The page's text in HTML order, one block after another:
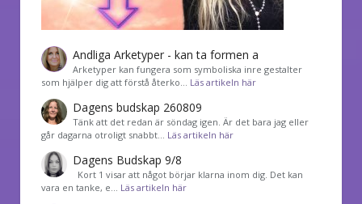
Andliga Arketyper - kan ta formen a
Arketyper kan fungera som symboliska inre gestalter
som hjälper dig att förstå återko… Läs artikeln här
Dagens budskap 260809
Tänk att det redan är söndag igen. Är det bara jag eller
går dagarna otroligt snabbt… Läs artikeln här
Dagens Budskap 9/8
Kort 1 visar att något börjar klarna inom dig. Det kan
vara en tanke, e… Läs artikeln här